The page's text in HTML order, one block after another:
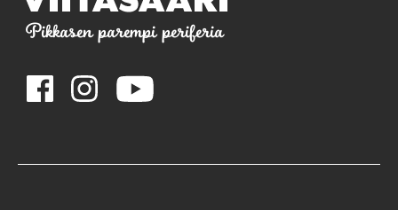
Pikkasen parempi periferia